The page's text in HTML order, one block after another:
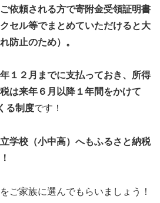
依頼される方で寄附金受領証明書
セル等でまとめていただけると大
防止のため）。
１２月までに支払っておき、所得
は来年６月以降１年間をかけて
る制度です！
学校（小中高）へもふるさと納税
ご家族に選んでもらいましょう！